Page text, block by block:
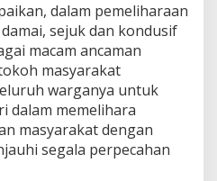
dalam pemeliharaan
sejuk dan kondusif
macam ancaman
masyarakat
warganya untuk
dalam memelihara
masyarakat dengan
segala perpecahan